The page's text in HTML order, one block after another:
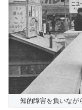
知的障害を負いなが